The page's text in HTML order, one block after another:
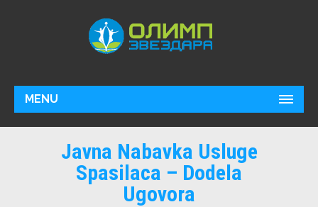
MENU
Javna Nabavka Usluge
Spasilaca – Dodela
Ugovora